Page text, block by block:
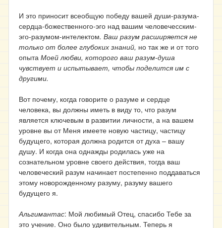
И это приносит всеобщую победу вашей души-разума-
сердца-божественного-эго над вашим человечесским-
эго-разумом-интелектом. Ваш разум расширяется не
только от более глубоких знаний, но так же и от того
опыта Моей любви, которого ваш разум-душа
чувствует и испытывает, чтобы поделится им с
другими.
Вот почему, когда говорите о разуме и сердце
человека, вы должны иметь в виду то, что разум
является ключевым в развитии личности, а на вашем
уровне вы от Меня имеете новую частицу, частицу
будущего, которая должна родится от духа – вашу
душу. И когда она однажды родилась уже на
сознательном уровне своего действия, тогда ваш
человеческий разум начинает постепенно поддаваться
этому новорожденному разуму, разуму вашего
будущего я.
Альгимантас: Мой любимый Отец, спасибо Тебе за
это учение. Оно было удивительным. Теперь я